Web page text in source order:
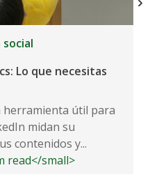
Lo que necesitas
herramienta útil para
midan su
contenidos y...
read</small>